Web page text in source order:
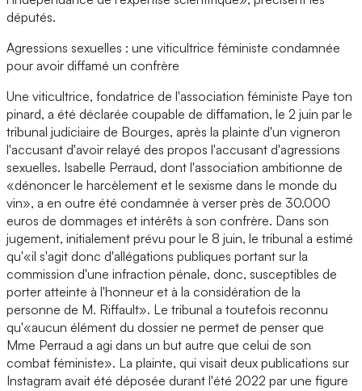
députés.
Agressions sexuelles : une viticultrice féministe condamnée
pour avoir diffamé un confrère
Une viticultrice, fondatrice de l'association féministe Paye ton
pinard, a été déclarée coupable de diffamation, le 2 juin par le
tribunal judiciaire de Bourges, après la plainte d'un vigneron
l'accusant d'avoir relayé des propos l'accusant d'agressions
sexuelles. Isabelle Perraud, dont l'association ambitionne de
«dénoncer le harcèlement et le sexisme dans le monde du
vin», a en outre été condamnée à verser près de 30.000
euros de dommages et intérêts à son confrère. Dans son
jugement, initialement prévu pour le 8 juin, le tribunal a estimé
qu'«il s'agit donc d'allégations publiques portant sur la
commission d'une infraction pénale, donc, susceptibles de
porter atteinte à l'honneur et à la considération de la
personne de M. Riffault». Le tribunal a toutefois reconnu
qu'«aucun élément du dossier ne permet de penser que
Mme Perraud a agi dans un but autre que celui de son
combat féministe». La plainte, qui visait deux publications sur
Instagram avait été déposée durant l'été 2022 par une figure